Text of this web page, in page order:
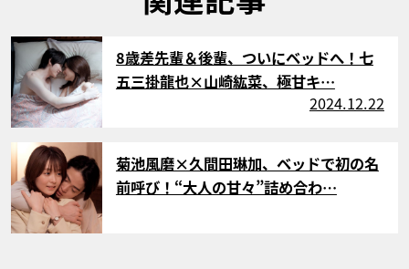
サムネイル
8歳差先輩＆後輩、ついにベッドへ！七
五三掛龍也×山崎紘菜、極甘キ…
2024.12.22
菊池風磨×久間田琳加、ベッドで初の名
前呼び！“大人の甘々”詰め合わ…